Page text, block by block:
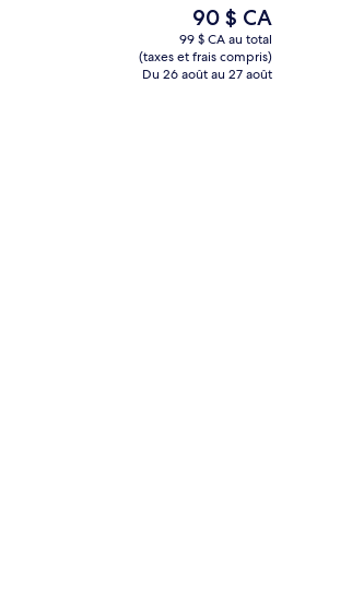
Suite Twin Room | Bureau, rideaux
Le
prix
actuel
est
90 $ CA
99 $ CA au total
(taxes et frais compris)
Du 26 août au 27 août